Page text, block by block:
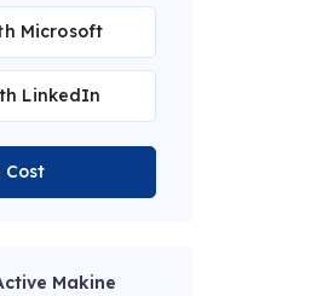
Microsoft
LinkedIn
Cost
Makine